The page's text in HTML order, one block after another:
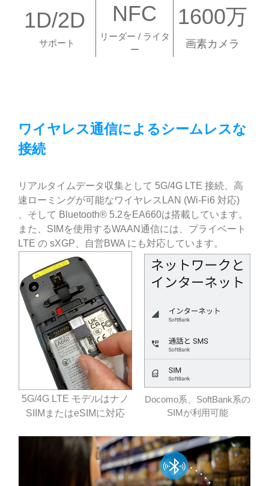
1D/2D
サポート
NFC
リーダー / ライタ
ー
1600万
画素カメラ
ワイヤレス通信によるシームレスな
接続
リアルタイムデータ収集として 5G/4G LTE 接続、高
速ローミングが可能なワイヤレスLAN (Wi-Fi6 対応)
、そして Bluetooth® 5.2をEA660は搭載しています。
また、SIMを使用するWAAN通信には、プライベート
LTE の sXGP、自営BWA にも対応しています。
5G/4G LTE モデルはナノ
SIIMまたはeSIMに対応
Docomo系、SoftBank系の
SIMが利用可能